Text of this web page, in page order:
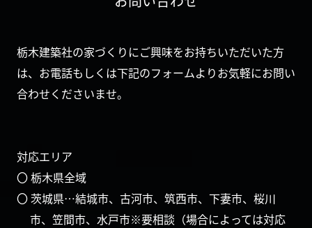
栃木建築社の家づくりにご興味をお持ちいただいた方
は、お電話もしくは下記のフォームよりお気軽にお問い
合わせくださいませ。
対応エリア
〇 栃木県全域
〇 茨城県…結城市、古河市、筑西市、下妻市、桜川
市、笠間市、水戸市※要相談（場合によっては対応